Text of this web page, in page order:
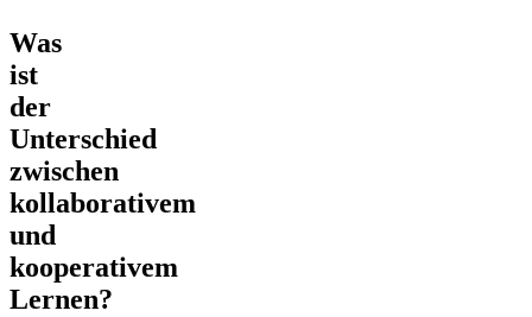
Was
ist
der
Unterschied
zwischen
kollaborativem
und
kooperativem
Lernen?